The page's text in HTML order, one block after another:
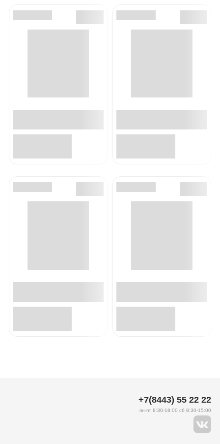
+7(8443) 55 22 22
пн-пт 8:30-18:00 сб 8:30-15:00